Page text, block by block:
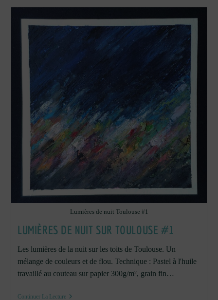
Lumières de nuit Toulouse #1
LUMIÈRES DE NUIT SUR TOULOUSE #1
Les lumières de la nuit sur les toits de Toulouse. Un
mélange de couleurs et de flou. Technique : Pastel à l'huile
travaillé au couteau sur papier 300g/m², grain fin…
Continuer La LectureLumières